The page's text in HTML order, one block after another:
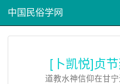
中国民俗学网
[卜凯悦]贞
道教水神信仰在甘